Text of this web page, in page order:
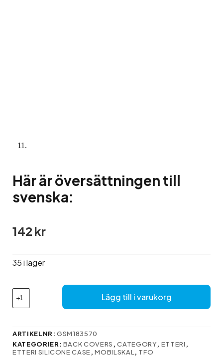
Här är översättningen till
svenska:
142 kr
35 i lager
Här
är
översättningen
svenska:
Lägg till i varukorg
ARTIKELNR:GSM183570
KATEGORIER: BACK COVERS ,CATEGORY, ETTERI ,
ETTERI SILICONE CASE ,MOBILSKAL , TFO